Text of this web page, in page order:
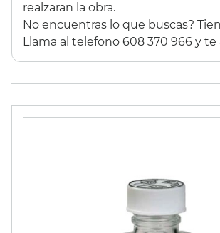
39,93 €
ESTUCHE 96
GESSO
16,60 €
13,29 €
realzaran la obra.
No encuentras lo que buscas?
Llama al telefono 608 370 966 y